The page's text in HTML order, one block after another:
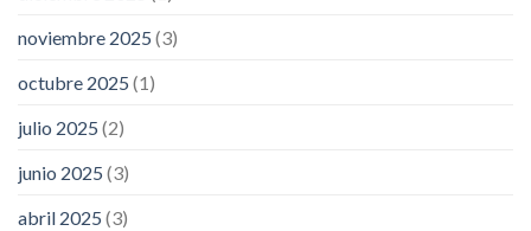
noviembre 2025 (3)
octubre 2025 (1)
julio 2025 (2)
junio 2025 (3)
abril 2025 (3)